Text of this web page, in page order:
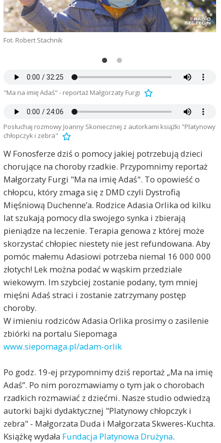
Fot. Robert Stachnik
"Ma na imię Adaś" - reportaż Małgorzaty Furgi
Posłuchaj rozmowy Joanny Skoniecznej z autorkami książki "Platynowy
chłopczyk i zebra"
W Fonosferze dziś o pomocy jakiej potrzebują dzieci
chorujące na choroby rzadkie. Przypomnimy reportaż
Małgorzaty Furgi "Ma na imię Adaś". To opowieść o
chłopcu, który zmaga się z DMD czyli Dystrofią
Mięśniową Duchenne’a. Rodzice Adasia Orlika od kilku
lat szukają pomocy dla swojego synka i zbierają
pieniądze na leczenie. Terapia genowa z której może
skorzystać chłopiec niestety nie jest refundowana. Aby
pomóc małemu Adasiowi potrzeba niemal 16 000 000
złotych! Lek można podać w wąskim przedziale
wiekowym. Im szybciej zostanie podany, tym mniej
mięśni Adaś straci i zostanie zatrzymany postęp
choroby.
W imieniu rodziców Adasia Orlika prosimy o zasilenie
zbiórki na portalu Siepomaga
www.siepomaga.pl/adam-orlik
Po godz. 19-ej przypomnimy dziś reportaż „Ma na imię
Adaś”. Po nim porozmawiamy o tym jak o chorobach
rzadkich rozmawiać z dziećmi. Nasze studio odwiedzą
autorki bajki dydaktycznej "Platynowy chłopczyk i
zebra" - Małgorzata Duda i Małgorzata Skweres-Kuchta.
Książkę wydała Fundacja Platynowa Drużyna.